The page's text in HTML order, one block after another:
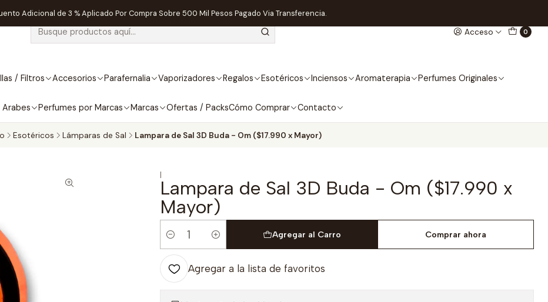
Acceso 0
/ Filtros Accesorios Parafernalia Vaporizadores Regalos Esotéricos Inciensos Aromaterapia Perfumes Originales
Perfumes por Marcas Marcas Ofertas / PacksCómo Comprar Contacto
Adicional de 3 % Aplicado Por Compra Sobre 500 Mil Pesos Pagado Via Transferencia.
Esotéricos Lámparas de Sal Lampara de Sal 3D Buda - Om ($17.990 x Mayor)
|
Lampara de Sal 3D Buda - Om ($17.990 x
Mayor)
Cantidad
Agregar al Carro Comprar ahora
Agregar a la lista de favoritos